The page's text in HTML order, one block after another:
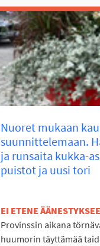
Nuoret mukaan
suunnittelemaan.
ja runsaita kukka-
puistot ja uusi tori
EI ETENE
Provinssin aikana
huumorin täyttämää